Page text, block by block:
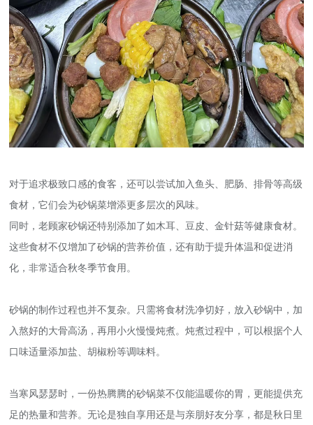
对于追求极致口感的食客，还可以尝试加入鱼头、肥肠、排骨等高级
食材，它们会为砂锅菜增添更多层次的风味。
同时，老顾家砂锅还特别添加了如木耳、豆皮、金针菇等健康食材。
这些食材不仅增加了砂锅的营养价值，还有助于提升体温和促进消
化，非常适合秋冬季节食用。
砂锅的制作过程也并不复杂。只需将食材洗净切好，放入砂锅中，加
入熬好的大骨高汤，再用小火慢慢炖煮。炖煮过程中，可以根据个人
口味适量添加盐、胡椒粉等调味料。
当寒风瑟瑟时，一份热腾腾的砂锅菜不仅能温暖你的胃，更能提供充
足的热量和营养。无论是独自享用还是与亲朋好友分享，都是秋日里